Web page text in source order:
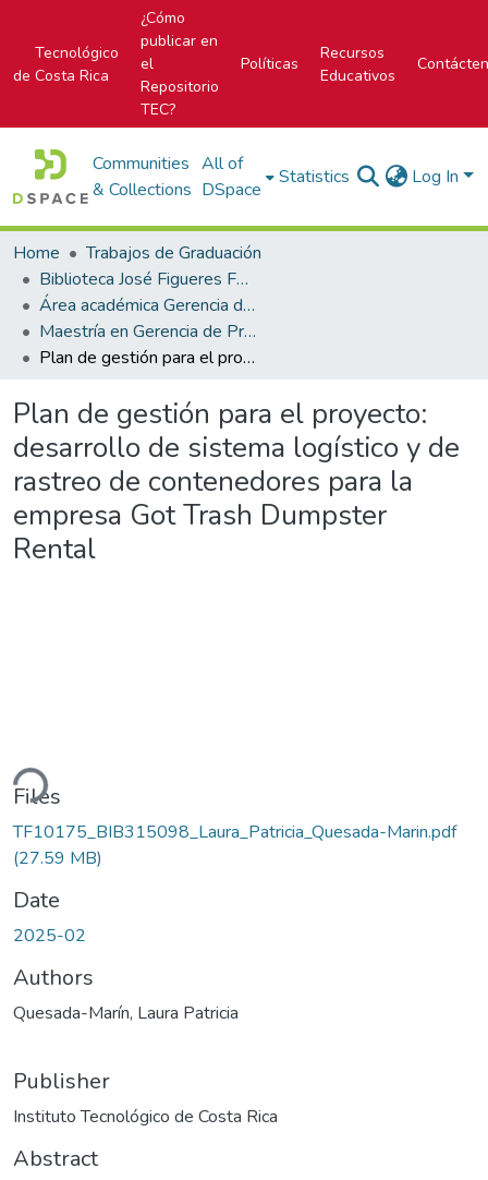
Tecnológico
de Costa Rica
¿Cómo
publicar en
el
Repositorio
TEC?
Políticas
Recursos
Educativos
Communities
& Collections
All of
DSpace
Statistics Log In
Home
Trabajos de Graduación
Biblioteca José Figueres Ferrer
Área académica Gerencia de Proyectos
Maestría en Gerencia de Proyectos
Plan de gestión para el proyecto: desarrollo de sistema logístico y de rastreo de contenedores para la empresa Got Trash Dumpster Rental
Plan de gestión para el proyecto:
desarrollo de sistema logístico y de
rastreo de contenedores para la
empresa Got Trash Dumpster
Rental
Loading...
Files
TF10175_BIB315098_Laura_Patricia_Quesada-Marin.pdf
(27.59 MB)
Date
2025-02
Authors
Quesada-Marín, Laura Patricia
Publisher
Instituto Tecnológico de Costa Rica
Abstract